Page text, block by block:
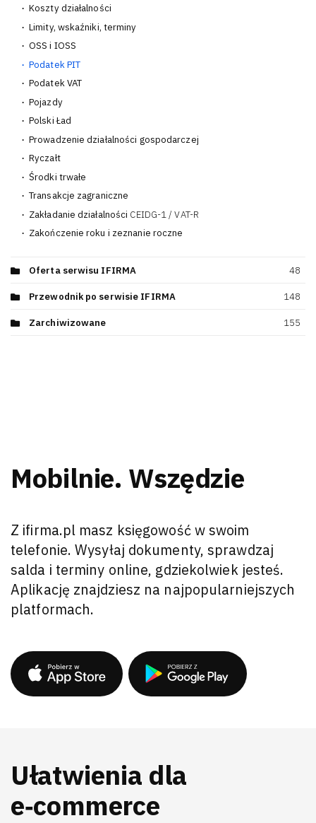
Koszty działalności
Limity, wskaźniki, terminy
OSS i IOSS
Podatek PIT
Podatek VAT
Pojazdy
Polski Ład
Prowadzenie działalności gospodarczej
Ryczałt
Środki trwałe
Transakcje zagraniczne
Zakładanie działalności CEIDG-1 / VAT-R
Zakończenie roku i zeznanie roczne
Oferta serwisu IFIRMA 48
Przewodnik po serwisie IFIRMA 148
Zarchiwizowane 155
Mobilnie. Wszędzie
Z ifirma.pl masz księgowość w swoim
telefonie. Wysyłaj dokumenty, sprawdzaj
salda i terminy online, gdziekolwiek jesteś.
Aplikację znajdziesz na najpopularniejszych
platformach.
Ułatwienia dla
e‑commerce